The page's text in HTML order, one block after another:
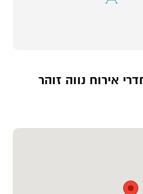
אירוח נווה זוהר